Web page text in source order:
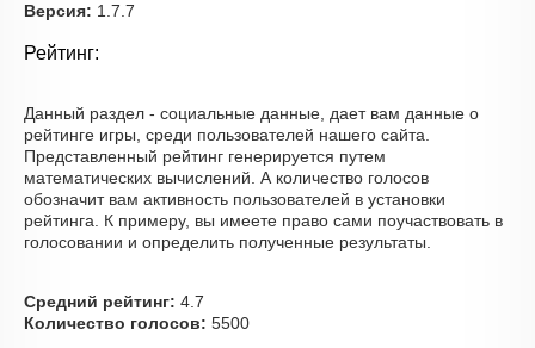
Версия: 1.7.7
Рейтинг:
Данный раздел - социальные данные, дает вам данные о
рейтинге игры, среди пользователей нашего сайта.
Представленный рейтинг генерируется путем
математических вычислений. А количество голосов
обозначит вам активность пользователей в установки
рейтинга. К примеру, вы имеете право сами поучаствовать в
голосовании и определить полученные результаты.
Средний рейтинг: 4.7
Количество голосов: 5500